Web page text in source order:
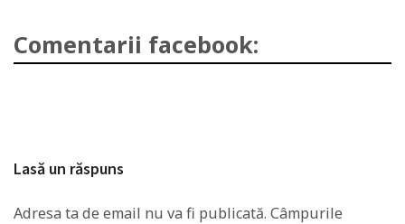
Comentarii facebook:
Lasă un răspuns
Adresa ta de email nu va fi publicată. Câmpurile